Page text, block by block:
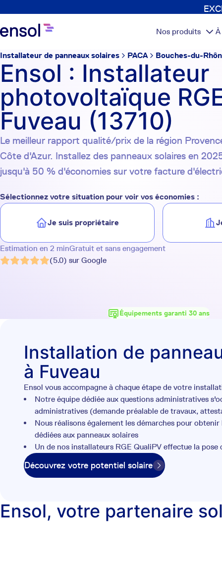
Nos produits
Installateur de panneaux solaires PACA Bouches-du-
Ensol : Installateur
photovoltaïque
Fuveau (13710)
Le meilleur rapport qualité/prix de la région
Côte d'Azur. Installez des panneaux solaires en
jusqu'à 50 % d'économies sur votre facture
Sélectionnez votre situation pour voir vos économies :
Je suis propriétaire
Estimation en 2 minGratuit et sans engagement
(5.0) sur Google
Équipements garanti 30 ans
Installation de
à Fuveau
Ensol vous accompagne à chaque étape de votre
Notre équipe dédiée aux questions administratives
administratives (demande préalable de travaux,
Nous réalisons également les démarches pour
dédiées aux panneaux solaires
Un de nos installateurs RGE QualiPV effectue la
Découvrez votre potentiel solaire
Ensol, votre partenaire